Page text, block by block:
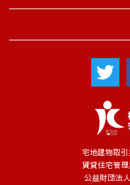
宅地建物取
賃貸住宅管
公益財団法